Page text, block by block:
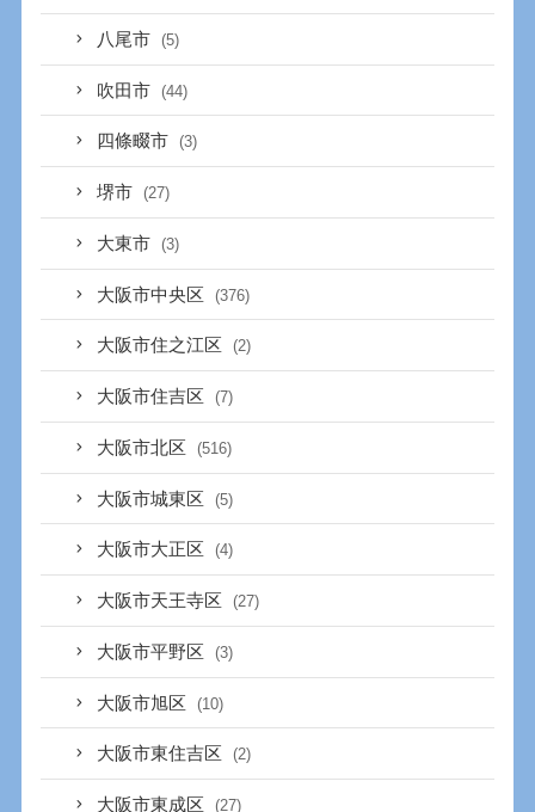
八尾市 (5)
吹田市 (44)
四條畷市 (3)
堺市 (27)
大東市 (3)
大阪市中央区 (376)
大阪市住之江区 (2)
大阪市住吉区 (7)
大阪市北区 (516)
大阪市城東区 (5)
大阪市大正区 (4)
大阪市天王寺区 (27)
大阪市平野区 (3)
大阪市旭区 (10)
大阪市東住吉区 (2)
大阪市東成区 (27)